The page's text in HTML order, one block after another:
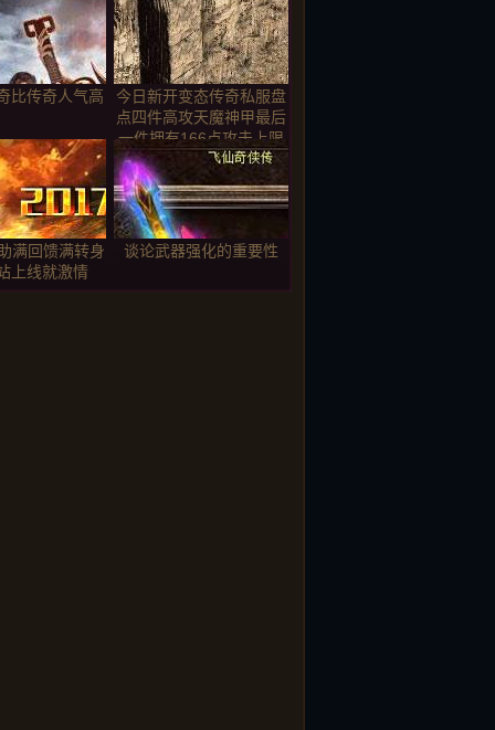
比传奇人气高
今日新开变态传奇私服盘
点四件高攻天魔神甲最后
一件拥有166点攻击上限
满回馈满转身
上线就激情
谈论武器强化的重要性